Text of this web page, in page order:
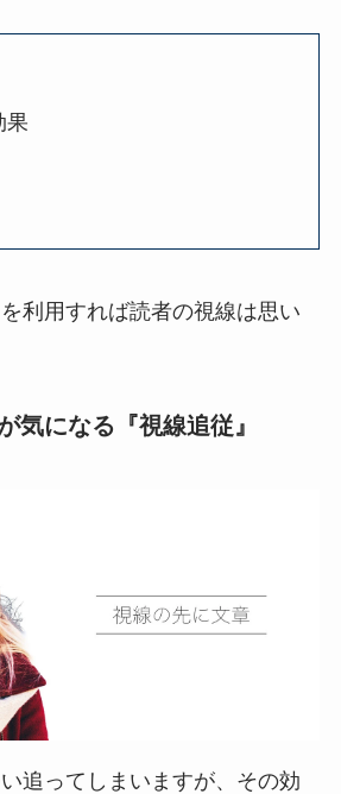
果
利用すれば読者の視線は思い
気になる『視線追従』
追ってしまいますが、その効